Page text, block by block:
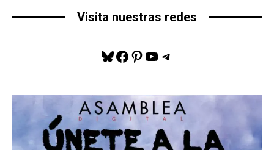
Visita nuestras redes
Bluesky
Facebook
Pinterest
YouTube
Telegram